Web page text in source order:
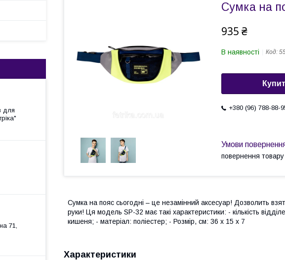
Сумка на
935 ₴
В наявності Код:
+380 (96) 788-88-
повернення
Сумка на пояс сьогодні – це незамінний аксесуар! Дозволить
руки! Ця модель SP-32 має такі характеристики: - кількість
кишеня; - матеріал: поліестер; - Розмір, см: 36 x 15 x 7
Характеристики
для
71,